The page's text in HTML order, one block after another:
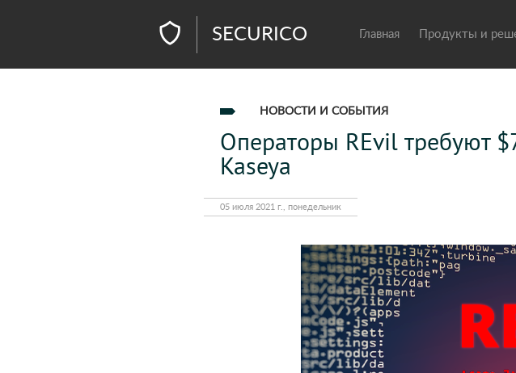
SECURICO Главная Продукты и
НОВОСТИ И СОБЫТИЯ
Операторы REvil требуют
Kaseya
05 июля 2021 г., понедельник